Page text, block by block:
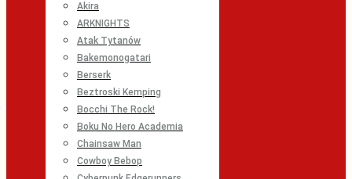
Akira
ARKNIGHTS
Atak Tytanów
Bakemonogatari
Berserk
Beztroski Kemping
Bocchi The Rock!
Boku No Hero Academia
Chainsaw Man
Cowboy Bebop